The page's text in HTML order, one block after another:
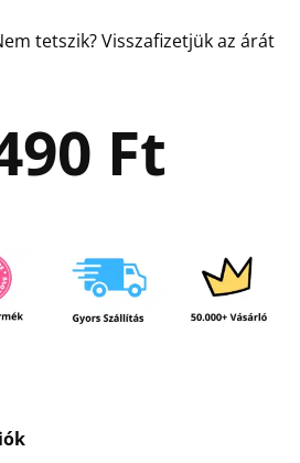
tetszik? Visszafizetjük az árát
Ft